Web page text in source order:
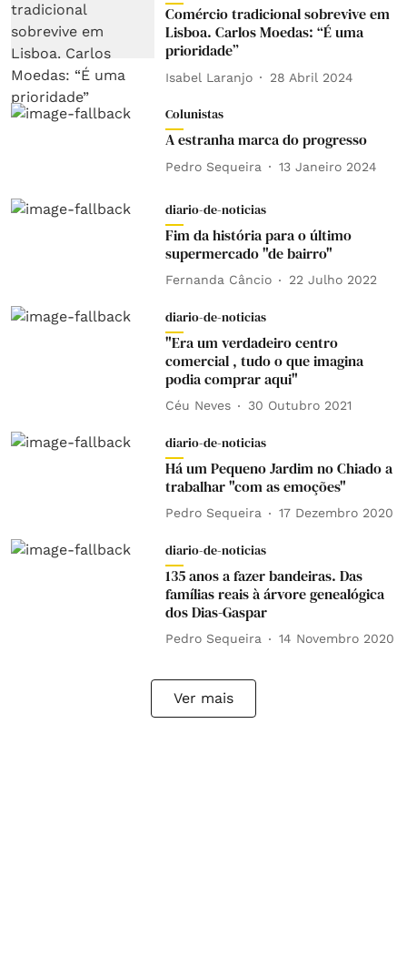
Comércio tradicional sobrevive em
Lisboa. Carlos Moedas: “É uma
prioridade”
Isabel Laranjo 28 Abril 2024
Colunistas
A estranha marca do progresso
Pedro Sequeira 13 Janeiro 2024
diario-de-noticias
Fim da história para o último
supermercado "de bairro"
Fernanda Câncio 22 Julho 2022
diario-de-noticias
"Era um verdadeiro centro
comercial , tudo o que imagina
podia comprar aqui"
Céu Neves 30 Outubro 2021
diario-de-noticias
Há um Pequeno Jardim no Chiado a
trabalhar "com as emoções"
Pedro Sequeira 17 Dezembro 2020
diario-de-noticias
135 anos a fazer bandeiras. Das
famílias reais à árvore genealógica
dos Dias-Gaspar
Pedro Sequeira 14 Novembro 2020
Ver mais